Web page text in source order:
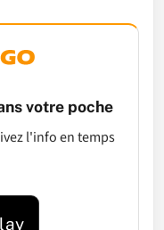
votre poche
l'info en temps